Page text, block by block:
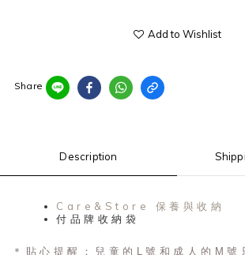
Add to Wishlist
Share
Description
Care&Store 保養與收納
付品牌收納袋
＊貼心提醒：兒童的L號和成人的M號